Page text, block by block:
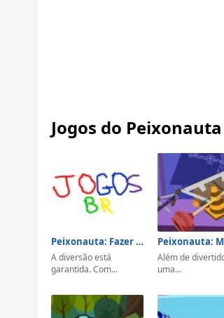
Jogos do Peixonauta
Peixonauta: Fazer Desenhos
A diversão está
garantida. Com...
Além de
uma...